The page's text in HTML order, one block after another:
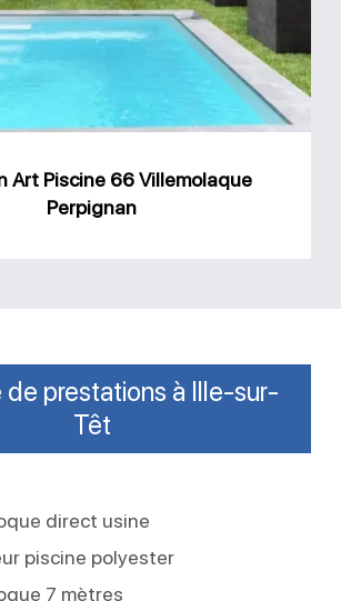
66
Villemolaque
Art Piscine 66 Villemolaque
Perpignan
de prestations à Ille-sur-
Têt
direct usine
piscine polyester
7 mètres